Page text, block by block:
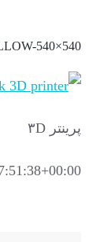
540×540
پرینتر ۳D